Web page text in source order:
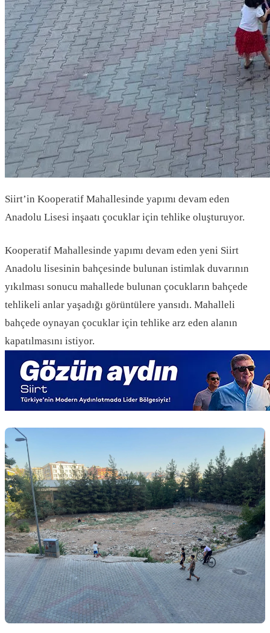
Siirt’in Kooperatif Mahallesinde yapımı devam eden
Anadolu Lisesi inşaatı çocuklar için tehlike oluşturuyor.
Kooperatif Mahallesinde yapımı devam eden yeni Siirt
Anadolu lisesinin bahçesinde bulunan istimlak duvarının
yıkılması sonucu mahallede bulunan çocukların bahçede
tehlikeli anlar yaşadığı görüntülere yansıdı. Mahalleli
bahçede oynayan çocuklar için tehlike arz eden alanın
kapatılmasını istiyor.